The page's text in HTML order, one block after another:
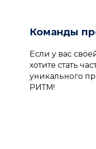
Команды
Если у вас
хотите стать
уникального
РИТМ!